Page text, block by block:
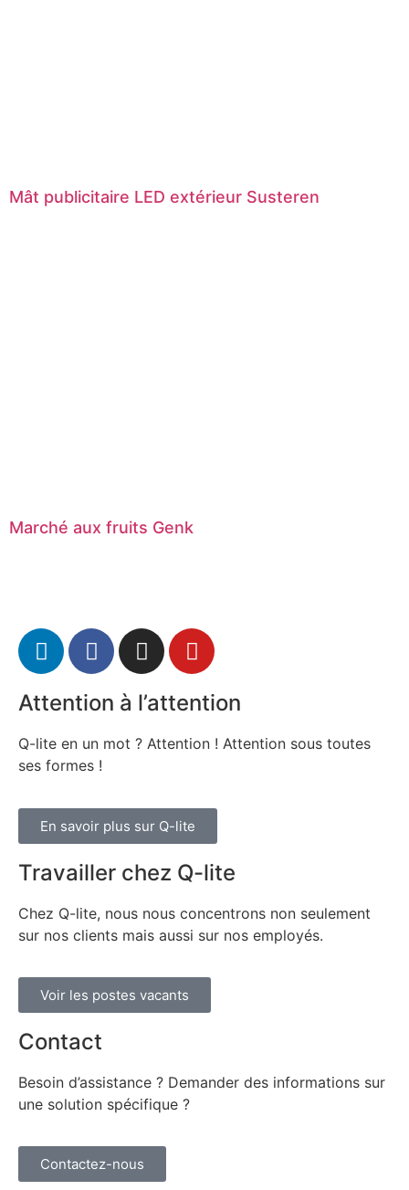
Mât publicitaire LED extérieur Susteren
Marché aux fruits Genk
Attention à l’attention
Q-lite en un mot ? Attention ! Attention sous toutes
ses formes !
En savoir plus sur Q-lite
Travailler chez Q-lite
Chez Q-lite, nous nous concentrons non seulement
sur nos clients mais aussi sur nos employés.
Voir les postes vacants
Contact
Besoin d’assistance ? Demander des informations sur
une solution spécifique ?
Contactez-nous